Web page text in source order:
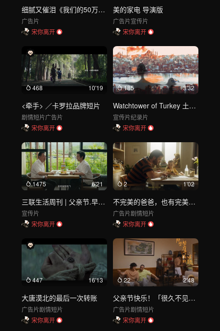
细腻又催泪《我们的50万次碰面》
广告片
宋你离开
美的家电 导演版
广告片宣传片
宋你离开
468 10'19
<牵手> ／卡罗拉品牌短片
剧情短片广告片
宋你离开
185 3'32
Watchtower of Turkey 土耳其瞭望塔
宣传片纪录片
宋你离开
1475 6'21
三联生活周刊 | 父亲节.早安啊爸爸
宣传片
宋你离开
2 1'02
不完美的爸爸，也有完美的一面｜BLUETTI父亲节广告
广告片剧情短片
宋你离开
447 16'13
大唐漠北的最后一次转账
广告片剧情短片
宋你离开
22 2'48
父亲节快乐！「很久不见」-VICUTU
广告片剧情短片
宋你离开